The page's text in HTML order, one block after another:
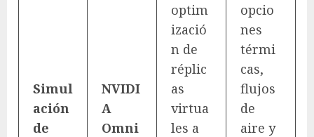
Simul
ación
de
NVIDI
A
Omni
optim
izació
n de
réplic
as
virtua
les a
opcio
nes
térmi
cas,
flujos
de
aire y